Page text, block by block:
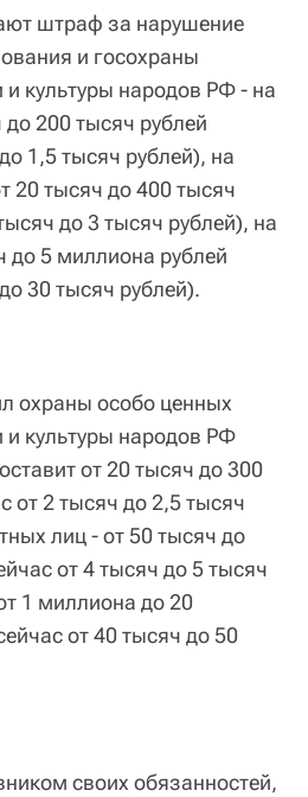
штраф за нарушение
и госохраны
и культуры народов РФ - на
200 тысяч рублей
1,5 тысяч рублей), на
20 тысяч до 400 тысяч
до 3 тысяч рублей), на
до 5 миллиона рублей
30 тысяч рублей).
охраны особо ценных
и культуры народов РФ
от 20 тысяч до 300
от 2 тысяч до 2,5 тысяч
лиц - от 50 тысяч до
от 4 тысяч до 5 тысяч
1 миллиона до 20
от 40 тысяч до 50
своих обязанностей,